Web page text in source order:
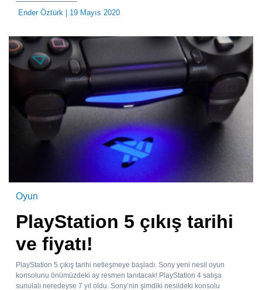
Ender Öztürk | 19 Mayıs 2020
Oyun
PlayStation 5 çıkış tarihi
ve fiyatı!
PlayStation 5 çıkış tarihi netleşmeye başladı. Sony yeni nesil oyun
konsolunu önümüzdeki ay resmen tanıtacak! PlayStation 4 satışa
sunulalı neredeyse 7 yıl oldu. Sony’nin şimdiki nesildeki konsolu